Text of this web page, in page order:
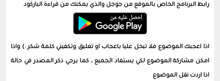
رابط البرنامج الخاص بالموقع من جوجل والذي يمكنك من قراءة الباركود
اذا اعجبك الموضوع فلا تبخل عليا باعجاب او تعليق وتكفيني كلمة شكر :) واذا
امكن مشاركة الموضوع لكي يستفاد الجميع ، كما يرجي ذكر المصدر في حالة
اذا اردت نقل الموضوع